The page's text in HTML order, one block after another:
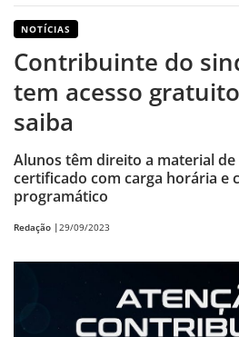
NOTÍCIAS
Contribuinte do
tem acesso
saiba
Alunos têm direito a material
certificado com carga horária e
programático
Redação |29/09/2023